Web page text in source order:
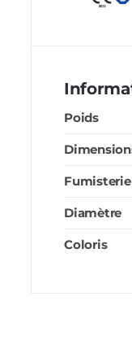
Poids
Fumisterie
Diamètre
Coloris